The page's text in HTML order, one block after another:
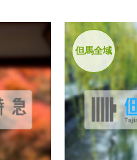
但馬全域